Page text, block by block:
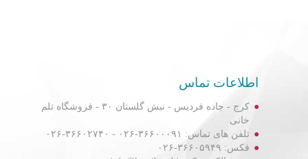
اطلاعات تماس
کرج - جاده فردیس - نبش گلستان ۳۰ - فروشگاه تلم
خانی
تلفن های تماس: ۳۶۶۰۰۰۹۱-۰۲۶ - ۳۶۶۰۲۷۴۰-۰۲۶
فکس: ۳۶۶۰۵۹۴۹-۰۲۶